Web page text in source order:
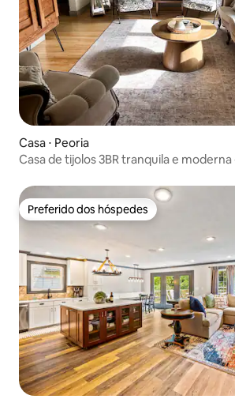
Casa ⋅ Peoria
Casa de tijolos 3BR tranquila e
Preferido dos hóspedes
Preferido dos hóspedes